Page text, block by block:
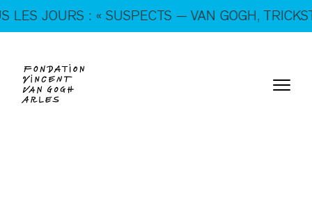
En ce moment, tous les jours : « SUSPECTS — VAN
GOGH, TRICKSTERS & CO. »
« SUSPECTS — VAN GOGH, TRICKSTERS & CO. »